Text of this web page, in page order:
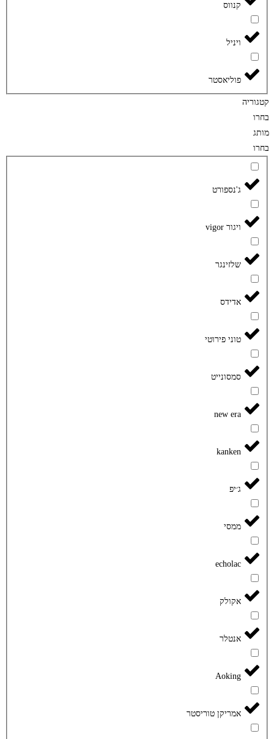
קנווס
ויניל
פוליאסטר
קטגוריה
בחרו
מותג
בחרו
ג'נספורט
ויגור vigor
שלזינגר
אדידס
טוני פירוטי
סמסונייט
new era
kanken
ג׳יפ
ממסי
echolac
אקולק
אנטלר
Aoking
אמריקן טוריסטר